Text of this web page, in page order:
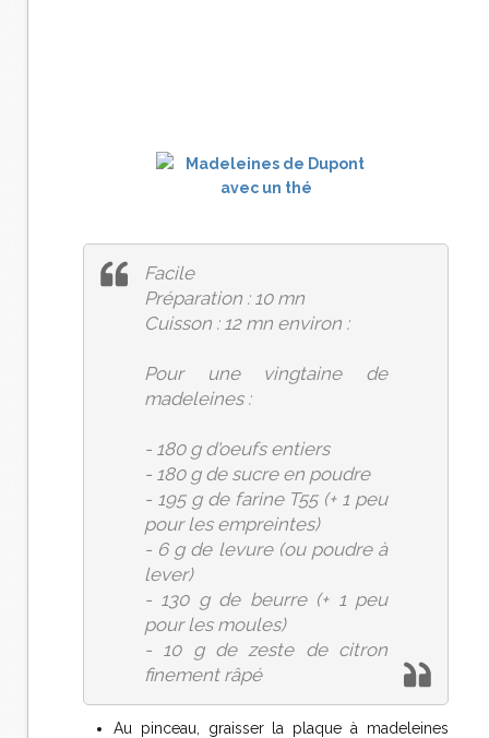
Facile
Préparation : 10 mn
Cuisson : 12 mn environ :
Pour une vingtaine de
madeleines :
- 180 g d'oeufs entiers
- 180 g de sucre en poudre
- 195 g de farine T55 (+ 1 peu
pour les empreintes)
- 6 g de levure (ou poudre à
lever)
- 130 g de beurre (+ 1 peu
pour les moules)
- 10 g de zeste de citron
finement râpé
Au pinceau, graisser la plaque à madeleines